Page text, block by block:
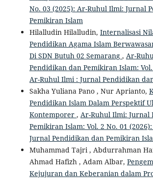
No. 03 (2025): Ar-Ruhul Ilmi: Jurnal
Pemikiran Islam
Hilalludin Hilalludin, Internalisasi
Pendidikan Agama Islam
Di SDN Butuh 02 Semarang , Ar-
Pendidikan dan Pemikiran Islam:
Ar-Ruhul Ilmi : Jurnal Pendidikan
Sakha Yuliana Pano , Nur Aprianto,
Pendidikan Islam Dalam Perspektif
Kontemporer , Ar-Ruhul Ilmi: Jurnal
Pemikiran Islam: Vol. 2 No. 01
Jurnal Pendidikan dan Pemikiran
Muhammad Tajri , Abdurrahman
Ahmad Hafizh , Adam Albar,
Kejujuran dan Keberanian dalam